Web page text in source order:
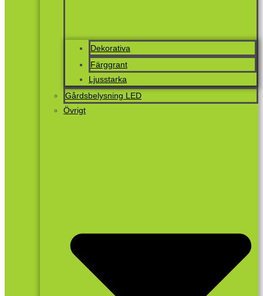
Dekorativa
Färggrant
Ljusstarka
Gårdsbelysning LED
Övrigt